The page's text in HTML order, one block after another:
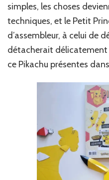
simples, les choses
techniques, et le Petit
d’assembleur, à celui de
détacherait
ce Pikachu présentes